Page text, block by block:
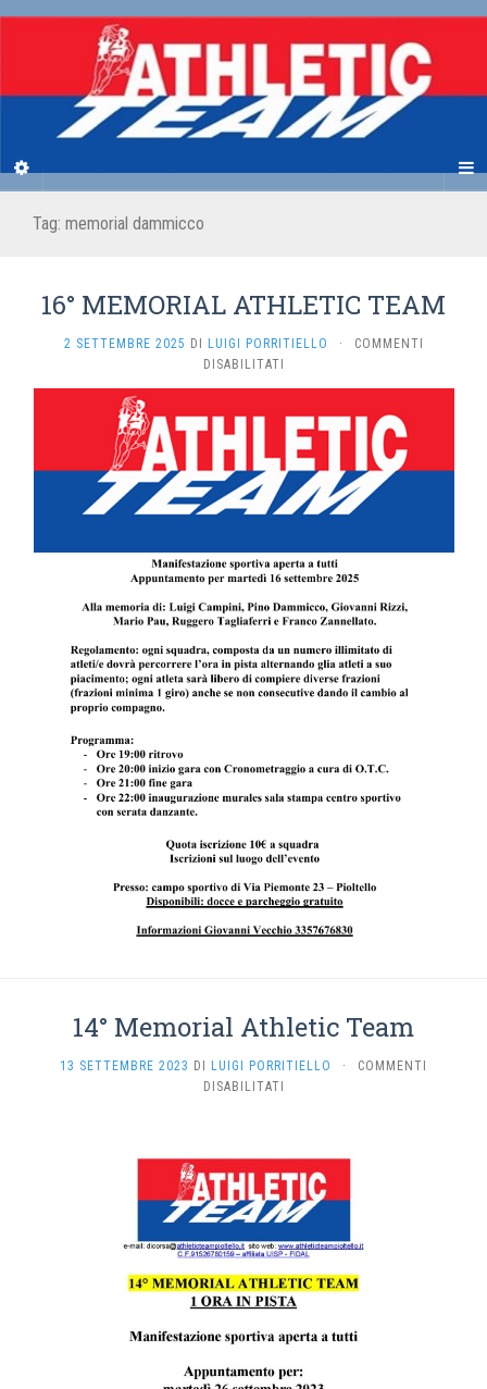
Tag: memorial dammicco
16° MEMORIAL ATHLETIC TEAM
2 SETTEMBRE 2025 DI LUIGI PORRITIELLO ·
COMMENTI
DISABILITATI
14° Memorial Athletic Team
13 SETTEMBRE 2023 DI LUIGI PORRITIELLO ·
COMMENTI
DISABILITATI
TEAM